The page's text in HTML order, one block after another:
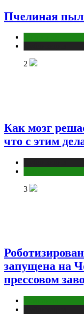
Пчелиная
2
Как мозг
что с этим
3
запущена на
прессовом